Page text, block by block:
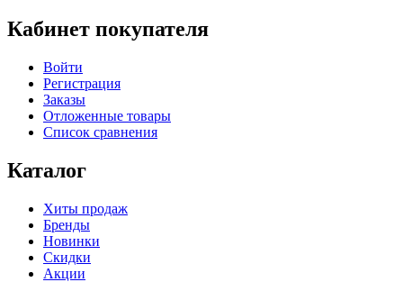
Кабинет покупателя
Войти
Регистрация
Заказы
Отложенные товары
Список сравнения
Каталог
Хиты продаж
Бренды
Новинки
Скидки
Акции